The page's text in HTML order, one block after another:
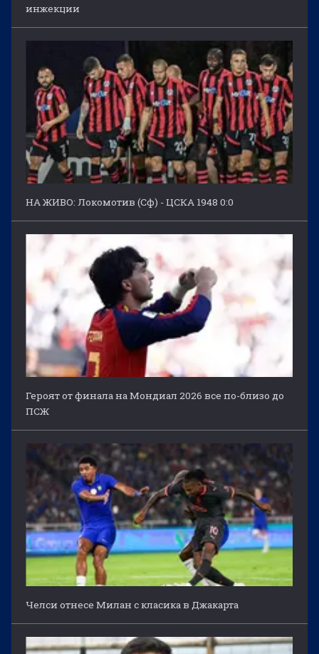
инжекции
НА ЖИВО: Локомотив (Сф) - ЦСКА 1948 0:0
Героят от финала на Мондиал 2026 все по-близо до
ПСЖ
Челси отнесе Милан с класика в Джакарта